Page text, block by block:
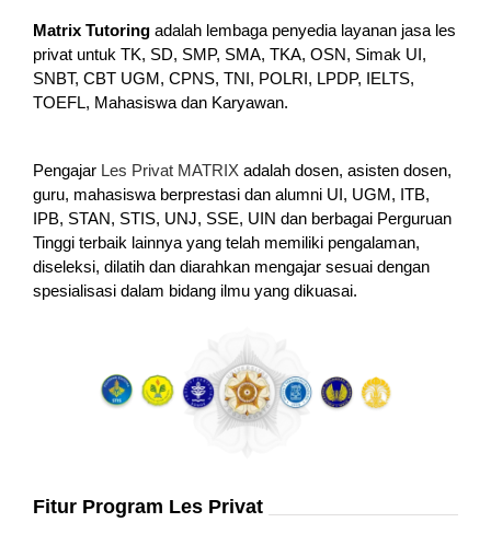
Matrix Tutoring adalah lembaga penyedia layanan jasa les
privat untuk TK, SD, SMP, SMA, TKA, OSN, Simak UI,
SNBT, CBT UGM, CPNS, TNI, POLRI, LPDP, IELTS,
TOEFL, Mahasiswa dan Karyawan.
Pengajar Les Privat MATRIX adalah dosen, asisten dosen,
guru, mahasiswa berprestasi dan alumni UI, UGM, ITB,
IPB, STAN, STIS, UNJ, SSE, UIN dan berbagai Perguruan
Tinggi terbaik lainnya yang telah memiliki pengalaman,
diseleksi, dilatih dan diarahkan mengajar sesuai dengan
spesialisasi dalam bidang ilmu yang dikuasai.
Fitur Program Les Privat